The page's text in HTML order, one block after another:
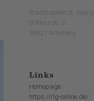
Stadtkapelle St. Georg
Schlossstr. 2
59821 Arnsberg
Links
Homepage
https://rlg-online.de/